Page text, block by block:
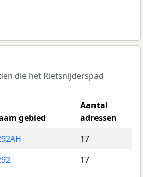
die het Rietsnijderspad
gebied
Aantal
adressen
17
17